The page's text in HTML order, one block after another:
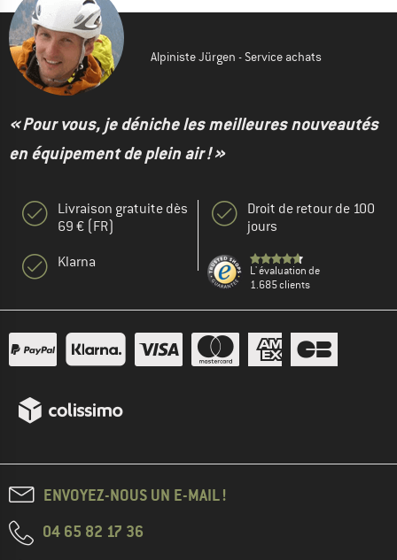
Alpiniste Jürgen - Service achats
« Pour vous, je déniche les meilleures nouveautés
en équipement de plein air ! »
Livraison gratuite dès
69 € (FR)
Klarna
Droit de retour de 100
jours
L' évaluation de
1.685 clients
ENVOYEZ-NOUS UN E-MAIL !
04 65 82 17 36